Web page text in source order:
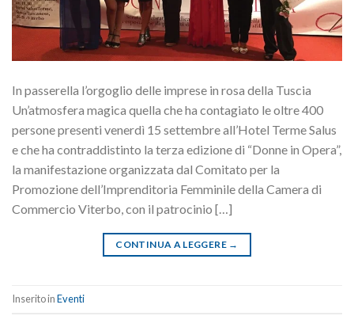
In passerella l’orgoglio delle imprese in rosa della Tuscia
Un’atmosfera magica quella che ha contagiato le oltre 400
persone presenti venerdì 15 settembre all’Hotel Terme Salus
e che ha contraddistinto la terza edizione di “Donne in Opera”,
la manifestazione organizzata dal Comitato per la
Promozione dell’Imprenditoria Femminile della Camera di
Commercio Viterbo, con il patrocinio […]
CONTINUA A LEGGERE →
Inserito inEventi